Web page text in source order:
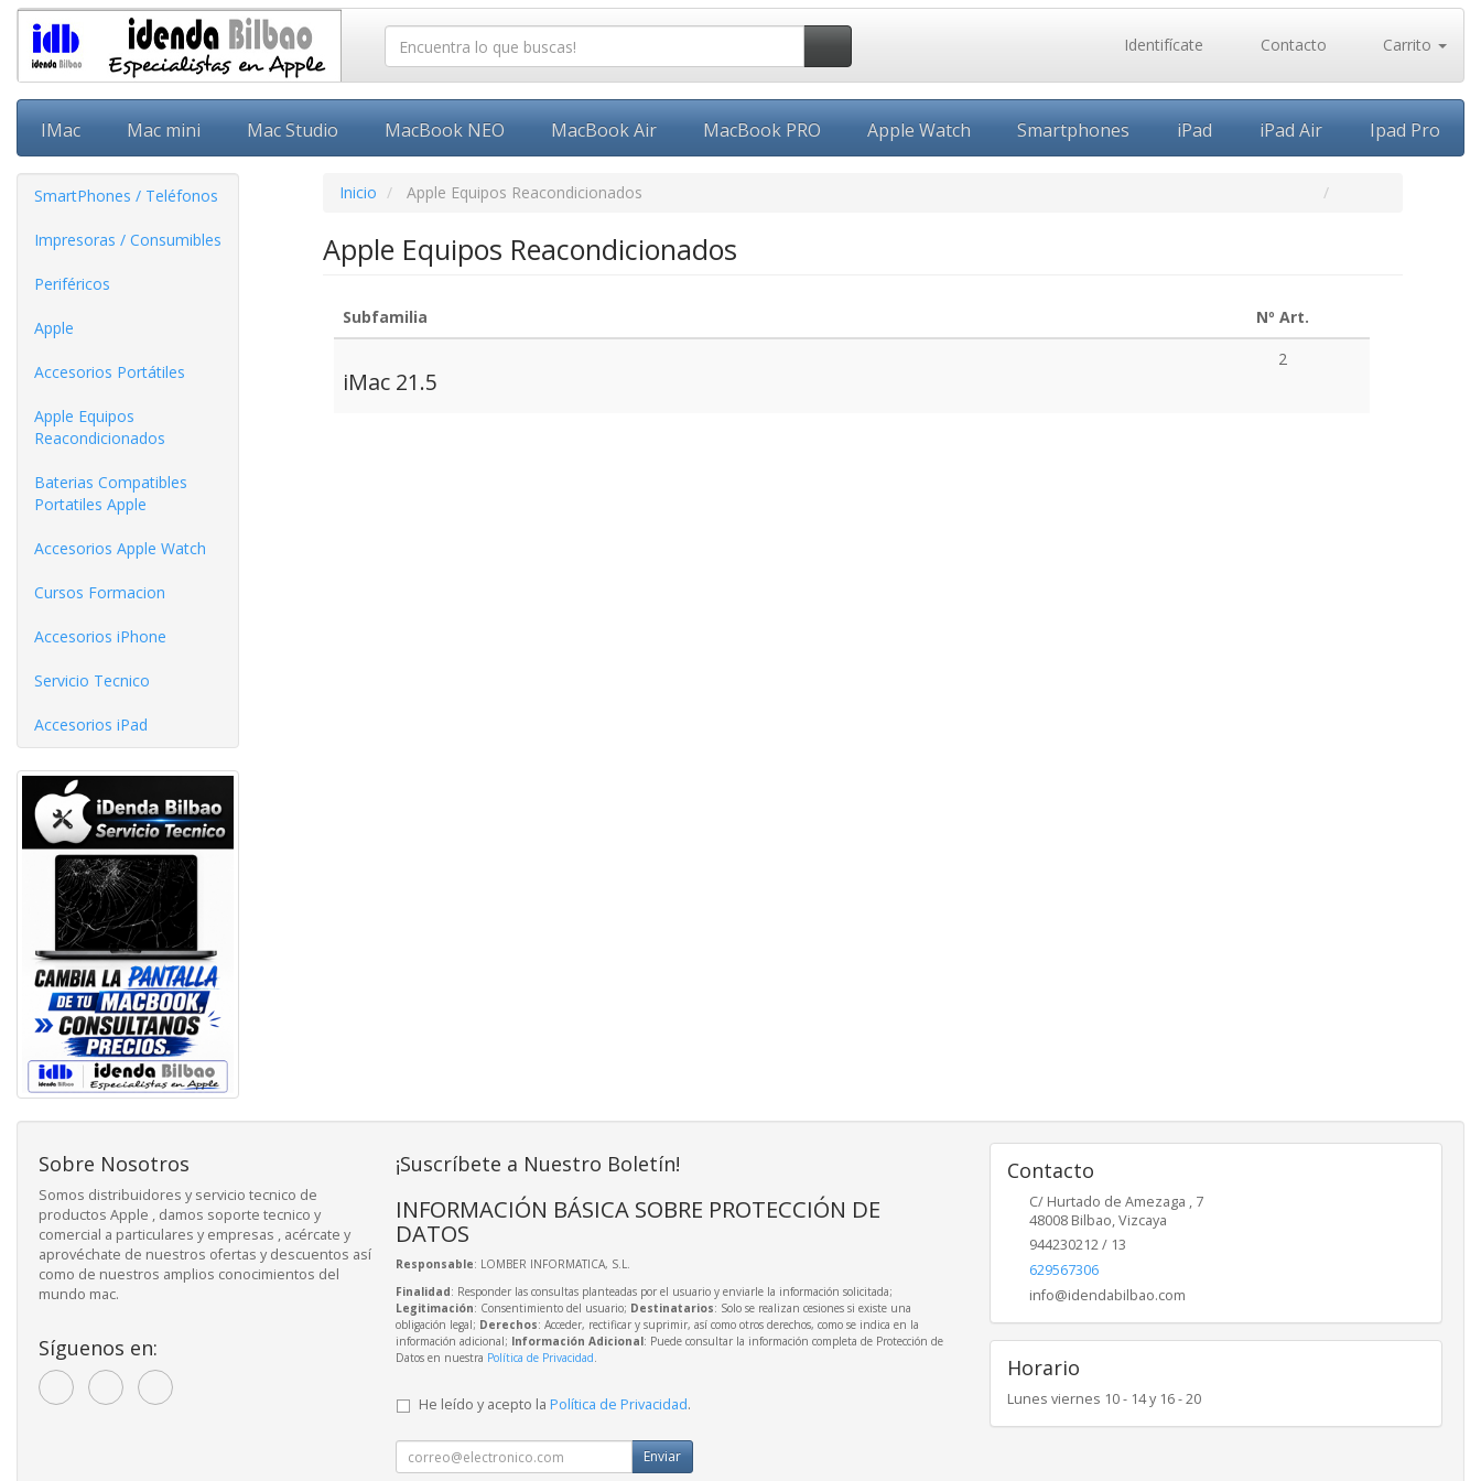
Identifícate Contacto Carrito
IMac Mac mini Mac Studio MacBook NEO MacBook Air MacBook PRO Apple Watch Smartphones iPad iPad Air Ipad Pro
SmartPhones / Teléfonos
Impresoras / Consumibles
Periféricos
Apple
Accesorios Portátiles
Apple Equipos
Reacondicionados
Baterias Compatibles
Portatiles Apple
Accesorios Apple Watch
Cursos Formacion
Accesorios iPhone
Servicio Tecnico
Accesorios iPad
Inicio Apple Equipos Reacondicionados
Apple Equipos Reacondicionados
Subfamilia Nº Art.
iMac 21.5
2
Sobre Nosotros
Somos distribuidores y servicio tecnico de
productos Apple , damos soporte tecnico y
comercial a particulares y empresas , acércate y
aprovéchate de nuestros ofertas y descuentos así
como de nuestros amplios conocimientos del
mundo mac.
Síguenos en:
¡Suscríbete a Nuestro Boletín!
INFORMACIÓN BÁSICA SOBRE PROTECCIÓN DE
DATOS
Responsable: LOMBER INFORMATICA, S.L.
Finalidad: Responder las consultas planteadas por el usuario y enviarle la información solicitada;
Legitimación: Consentimiento del usuario; Destinatarios: Solo se realizan cesiones si existe una
obligación legal; Derechos: Acceder, rectificar y suprimir, así como otros derechos, como se indica en la
información adicional; Información Adicional: Puede consultar la información completa de Protección de
Datos en nuestra Política de Privacidad.
He leído y acepto la Política de Privacidad.
Enviar
Contacto
C/ Hurtado de Amezaga , 7
48008 Bilbao,Vizcaya
944230212 / 13
629567306
info@idendabilbao.com
Horario
Lunes viernes 10 - 14 y 16 - 20